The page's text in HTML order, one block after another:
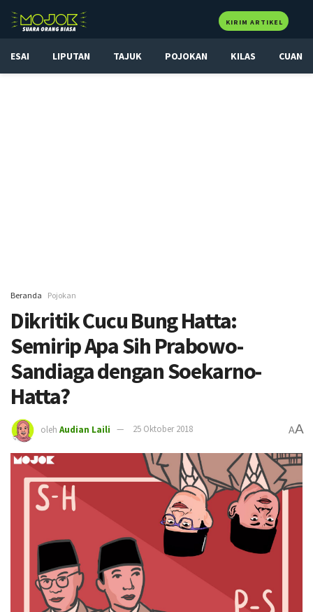
KIRIM ARTIKEL
ESAI LIPUTAN TAJUK POJOKAN KILAS CUAN
Beranda Pojokan
Dikritik Cucu Bung Hatta:
Semirip Apa Sih Prabowo-
Sandiaga dengan Soekarno-
Hatta?
oleh Audian Laili 25 Oktober 2018 AA